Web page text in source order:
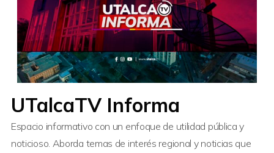
UTalcaTV Informa
Espacio informativo con un enfoque de utilidad pública y
noticioso. Aborda temas de interés regional y noticias que